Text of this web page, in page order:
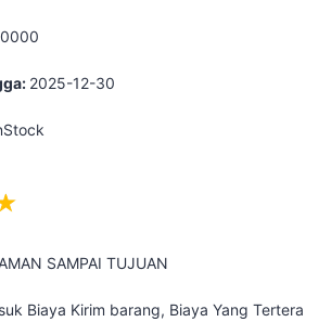
2025-12-30
SAMPAI TUJUAN
Biaya Kirim barang, Biaya Yang Tertera